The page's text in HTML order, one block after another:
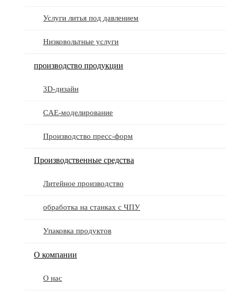
Услуги литья под давлением
Низковольтные услуги
производство продукции
3D-дизайн
CAE-моделирование
Производство пресс-форм
Производственные средства
Литейное производство
обработка на станках с ЧПУ
Упаковка продуктов
О компании
О нас